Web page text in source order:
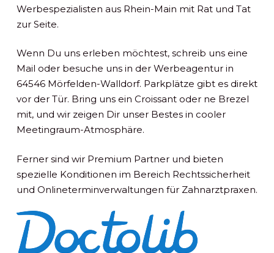
Werbespezialisten aus Rhein-Main mit Rat und Tat
zur Seite.
Wenn Du uns erleben möchtest, schreib uns eine
Mail oder besuche uns in der Werbeagentur in
64546 Mörfelden-Walldorf. Parkplätze gibt es direkt
vor der Tür. Bring uns ein Croissant oder ne Brezel
mit, und wir zeigen Dir unser Bestes in cooler
Meetingraum-Atmosphäre.
Ferner sind wir Premium Partner und bieten
spezielle Konditionen im Bereich Rechtssicherheit
und Onlineterminverwaltungen für Zahnarztpraxen.